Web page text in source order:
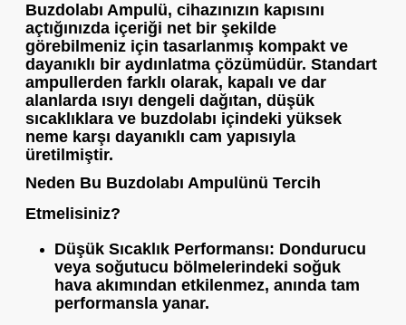
Buzdolabı Ampulü, cihazınızın kapısını
açtığınızda içeriği net bir şekilde
görebilmeniz için tasarlanmış kompakt ve
dayanıklı bir aydınlatma çözümüdür. Standart
ampullerden farklı olarak, kapalı ve dar
alanlarda ısıyı dengeli dağıtan, düşük
sıcaklıklara ve buzdolabı içindeki yüksek
neme karşı dayanıklı cam yapısıyla
üretilmiştir.
Neden Bu Buzdolabı Ampulünü Tercih
Etmelisiniz?
Düşük Sıcaklık Performansı: Dondurucu
veya soğutucu bölmelerindeki soğuk
hava akımından etkilenmez, anında tam
performansla yanar.